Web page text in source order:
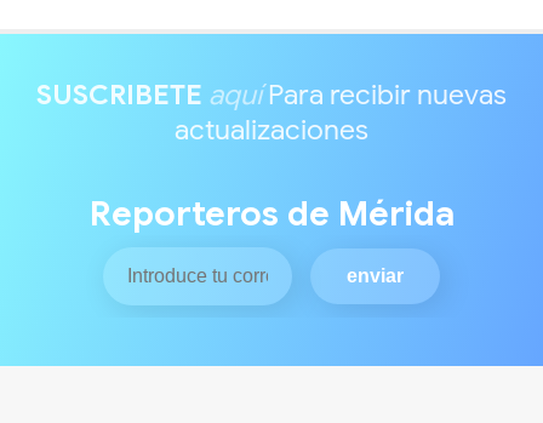
SUSCRIBETE aquíPara recibir nuevas
actualizaciones
Reporteros de Mérida